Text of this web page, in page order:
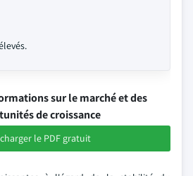
sur le marché et des
de croissance
le PDF gratuit